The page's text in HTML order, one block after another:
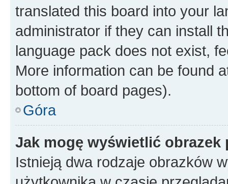
translated this board into your
administrator if they can install
language pack does not exist,
More information can be found
bottom of board pages).
Góra
Jak mogę wyświetlić
Istnieją dwa rodzaje obrazków